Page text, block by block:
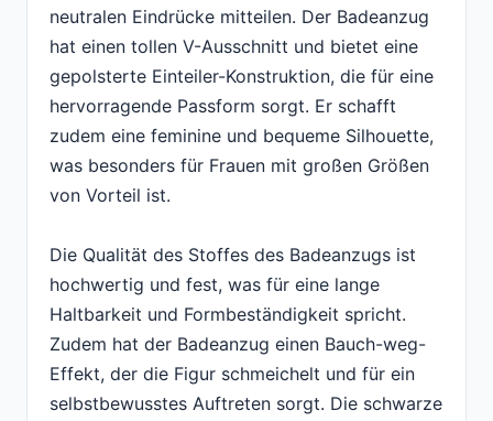
neutralen Eindrücke mitteilen. Der Badeanzug
hat einen tollen V-Ausschnitt und bietet eine
gepolsterte Einteiler-Konstruktion, die für eine
hervorragende Passform sorgt. Er schafft
zudem eine feminine und bequeme Silhouette,
was besonders für Frauen mit großen Größen
von Vorteil ist.
Die Qualität des Stoffes des Badeanzugs ist
hochwertig und fest, was für eine lange
Haltbarkeit und Formbeständigkeit spricht.
Zudem hat der Badeanzug einen Bauch-weg-
Effekt, der die Figur schmeichelt und für ein
selbstbewusstes Auftreten sorgt. Die schwarze